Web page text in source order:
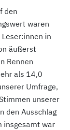
den
waren
in
äußerst
Rennen
als 14,0
Umfrage,
unserer
den Ausschlag
insgesamt war